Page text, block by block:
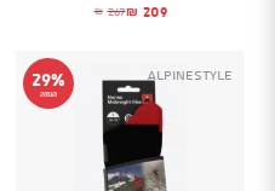
₪ 267
המחיר המקורי היה: ₪267.₪ 209 המחיר הנוכחי הוא: ₪209.
29%
הנחה
Alpinestyle